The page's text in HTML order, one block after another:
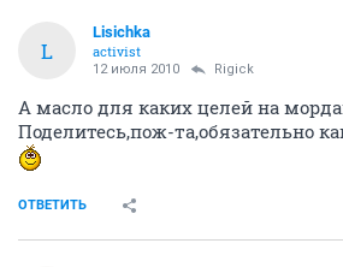
L
Lisichka
activist
12 июля 2010 Rigick
А масло для каких целей на
Поделитесь,пож-та,обязательно
ОТВЕТИТЬ